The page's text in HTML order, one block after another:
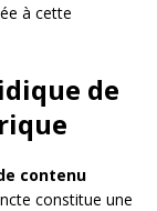
à cette
de
contenu
constitue une